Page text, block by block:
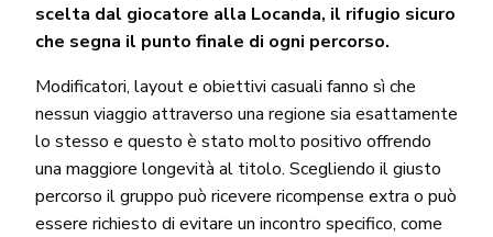
scelta dal giocatore alla Locanda, il rifugio sicuro
che segna il punto finale di ogni percorso.
Modificatori, layout e obiettivi casuali fanno sì che
nessun viaggio attraverso una regione sia esattamente
lo stesso e questo è stato molto positivo offrendo
una maggiore longevità al titolo. Scegliendo il giusto
percorso il gruppo può ricevere ricompense extra o può
essere richiesto di evitare un incontro specifico, come